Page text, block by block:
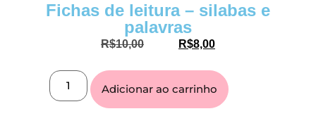
Fichas de leitura – silabas e
palavras
R$10,00 R$8,00
Adicionar ao carrinho